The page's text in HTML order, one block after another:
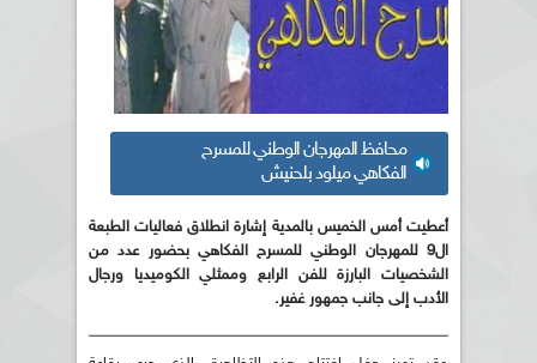
محافظ المهرجان الوطني للمسرح
الفكاهي ميلود بلحنيش
أعطيت أمس الخميس بالمدية إشارة انطلاق فعاليات الطبعة
ال9 للمهرجان الوطني للمسرح الفكاهي بحضور عدد من
الشخصيات البارزة للفن الرابع وممثلي الكوميديا ورجال
الأدب إلى جانب جمهور غفير.